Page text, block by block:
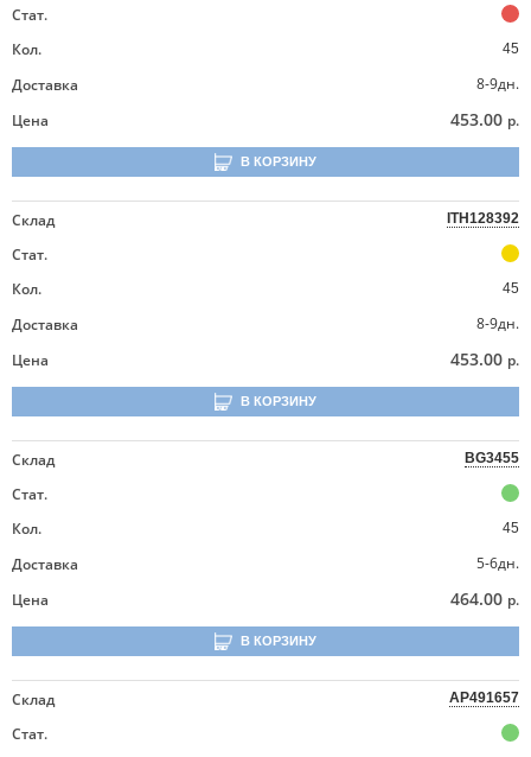
Стат.
Кол.
45
Доставка
8-9дн.
Цена
453.00 р.
В КОРЗИНУ
Склад ITH128392
Стат.
Кол.
45
Доставка
8-9дн.
Цена
453.00 р.
В КОРЗИНУ
Склад BG3455
Стат.
Кол.
45
Доставка
5-6дн.
Цена
464.00 р.
В КОРЗИНУ
Склад AP491657
Стат.